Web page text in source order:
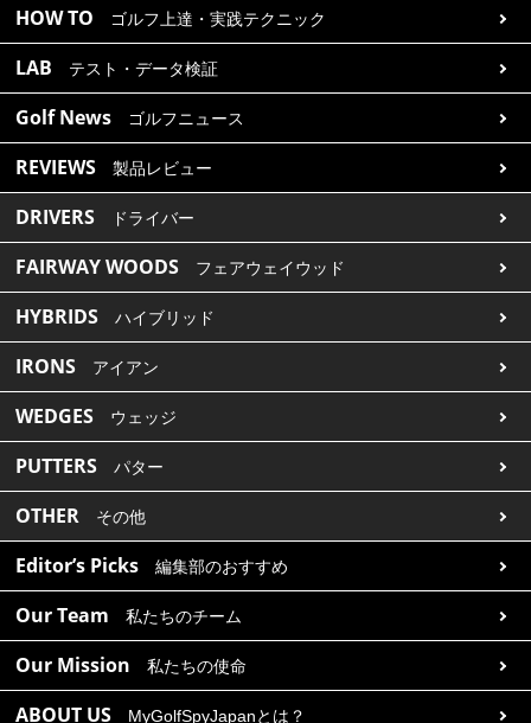
HOW TO ゴルフ上達・実践テクニック
LAB テスト・データ検証
Golf News ゴルフニュース
REVIEWS 製品レビュー
DRIVERS ドライバー
FAIRWAY WOODS フェアウェイウッド
HYBRIDS ハイブリッド
IRONS アイアン
WEDGES ウェッジ
PUTTERS パター
OTHER その他
Editor’s Picks 編集部のおすすめ
Our Team 私たちのチーム
Our Mission 私たちの使命
ABOUT US MyGolfSpyJapanとは？